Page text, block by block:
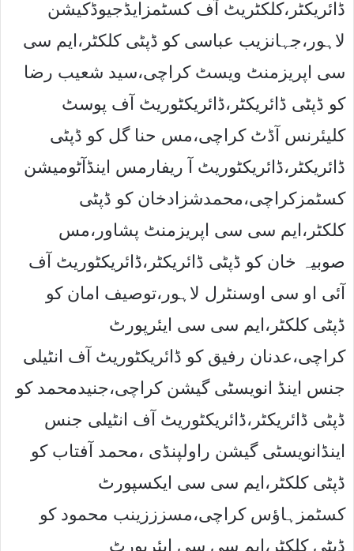
ڈائریکٹر،کلکٹریٹ آف کسٹمزایڈجیوڈکیشن
لاہور،جہانزیب عباسی کو ڈپٹی کلکٹر،ایم سی
سی اپریزمنٹ ویسٹ کراچی،سید شعیب رضا
کو ڈپٹی ڈائریکٹر،ڈائریکٹوریٹ آف پوسٹ
کلیئرنس آڈٹ کراچی،مس حنا گل کو ڈپٹی
ڈائریکٹر،ڈائریکٹوریٹ آ ریفارمس اینڈآٹومیشن
کسٹمزکراچی،محمدشزادخان کو ڈپٹی
کلکٹر،ایم سی سی اپریزمنٹ پشاور،مس
صوبیہ خان کو ڈپٹی ڈائریکٹر،ڈائریکٹوریٹ آف
آئی او سی اوسنٹرل لاہور،توصیف امان کو
ڈپٹی کلکٹر،ایم سی سی ایئرپورٹ
کراچی،عدنان رفیق کو ڈائریکٹوریٹ آف انٹیلی
جنس اینڈ انویسٹی گیشن کراچی،جنیدمحمد کو
ڈپٹی ڈائریکٹر،ڈائریکٹوریٹ آف انٹیلی جنس
اینڈانویسٹی گیشن راولپنڈی ،محمد آفتاب کو
ڈپٹی کلکٹر،ایم سی سی ایکسپورٹ
کسٹمزہاﺅس کراچی،مسزززینب محمود کو
ڈپٹی کلکٹر،ایم سی سی ایئرپورٹ